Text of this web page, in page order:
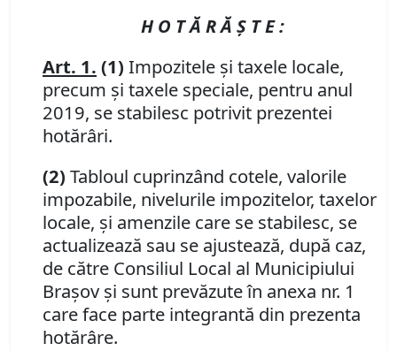
H O T Ă R Ă Ş T E :
Art. 1. (1) Impozitele şi taxele locale,
precum şi taxele speciale, pentru anul
2019, se stabilesc potrivit prezentei
hotărâri.
(2) Tabloul cuprinzând cotele, valorile
impozabile, nivelurile impozitelor, taxelor
locale, şi amenzile care se stabilesc, se
actualizează sau se ajustează, după caz,
de către Consiliul Local al Municipiului
Braşov şi sunt prevăzute în anexa nr. 1
care face parte integrantă din prezenta
hotărâre.